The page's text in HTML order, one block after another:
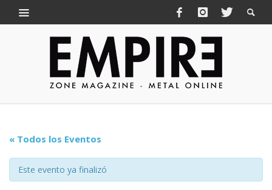
« Todos los Eventos
Este evento ya finalizó